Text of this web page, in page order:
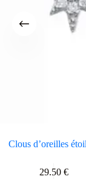
Clous d’oreilles
29.50 €